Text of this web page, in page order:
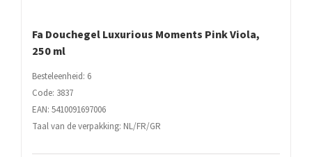
Fa Douchegel Luxurious Moments Pink Viola,
250 ml
Besteleenheid: 6
Code: 3837
EAN: 5410091697006
Taal van de verpakking: NL/FR/GR